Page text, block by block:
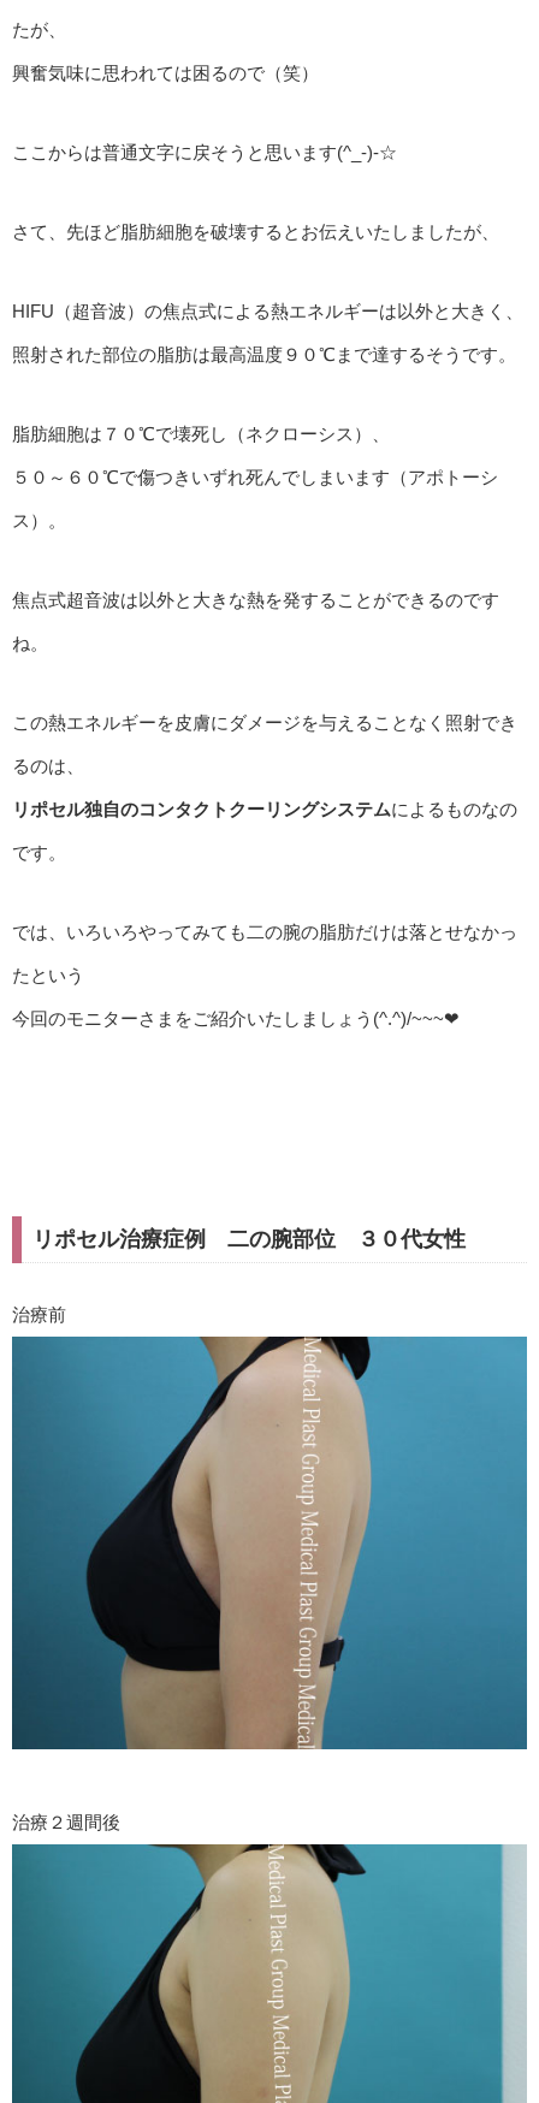
たが、
興奮気味に思われては困るので（笑）
ここからは普通文字に戻そうと思います(^_-)-☆
さて、先ほど脂肪細胞を破壊するとお伝えいたしましたが、
HIFU（超音波）の焦点式による熱エネルギーは以外と大きく、
照射された部位の脂肪は最高温度９０℃まで達するそうです。
脂肪細胞は７０℃で壊死し（ネクローシス）、
５０～６０℃で傷つきいずれ死んでしまいます（アポトーシ
ス）。
焦点式超音波は以外と大きな熱を発することができるのです
ね。
この熱エネルギーを皮膚にダメージを与えることなく照射でき
るのは、
リポセル独自のコンタクトクーリングシステムによるものなの
です。
では、いろいろやってみても二の腕の脂肪だけは落とせなかっ
たという
今回のモニターさまをご紹介いたしましょう(^.^)/~~~❤
リポセル治療症例 二の腕部位 ３０代女性
治療前
治療２週間後